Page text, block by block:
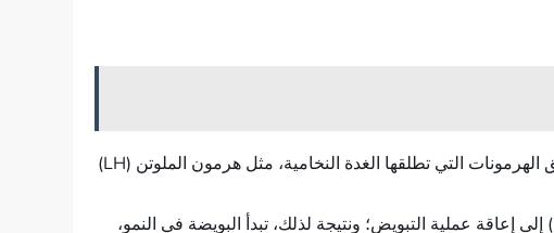
من المعروف أنه خلال كل شهر يبدأ نمو البويضة غير الناضجة، وبعد ذلك يتم تحريرها من المبيض عندما تنضج، عن طريق الهرمونات التي تطلقها الغدة النخامية، مثل هرمون الملوتن (LH)
أما في حالة متلازمة تكيس المبايض، فقد يؤدي عدم التوازن بين هرمون الملوتن (LH) والهرمون المحفز للجريب (FSH) إلى إعاقة عملية التبويض؛ ونتيجة لذلك، تبدأ البويضة في النمو،